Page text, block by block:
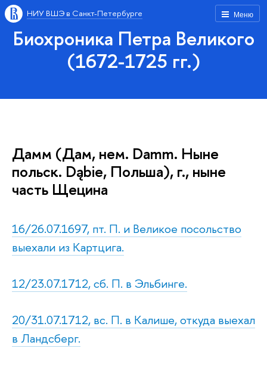
Меню
НИУ ВШЭ в Санкт-Петербурге
Биохроника Петра Великого
(1672-1725 гг.)
Дамм (Дам, нем. Damm. Ныне
польск. Dąbie, Польша), г., ныне
часть Щецина
16/26.07.1697, пт. П. и Великое посольство
выехали из Картцига.
12/23.07.1712, сб. П. в Эльбинге.
20/31.07.1712, вс. П. в Калише, откуда выехал
в Ландсберг.